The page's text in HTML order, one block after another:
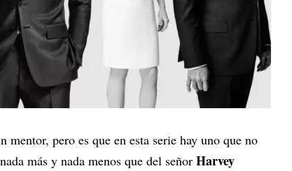
mentor, pero es que en esta serie hay uno que no
más y nada menos que del señor Harvey